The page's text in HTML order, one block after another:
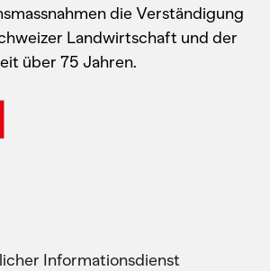
die Verständigung
Landwirtschaft und der
über 75 Jahren.
Informationsdienst